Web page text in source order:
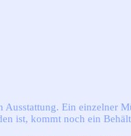
Ein einzelner
ist, kommt noch ein